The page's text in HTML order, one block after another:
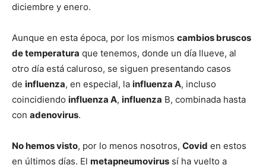
diciembre y enero.
Aunque en esta época, por los mismos cambios bruscos
de temperatura que tenemos, donde un día llueve, al
otro día está caluroso, se siguen presentando casos
de influenza, en especial, la influenza A, incluso
coincidiendo influenza A, influenza B, combinada hasta
con adenovirus.
No hemos visto, por lo menos nosotros, Covid en estos
en últimos días. El metapneumovirus sí ha vuelto a